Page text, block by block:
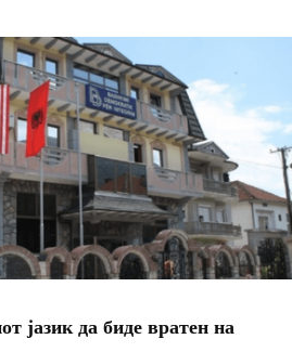
јазик да биде вратен на